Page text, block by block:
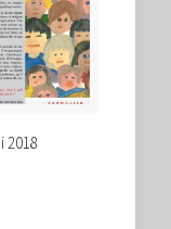
2018